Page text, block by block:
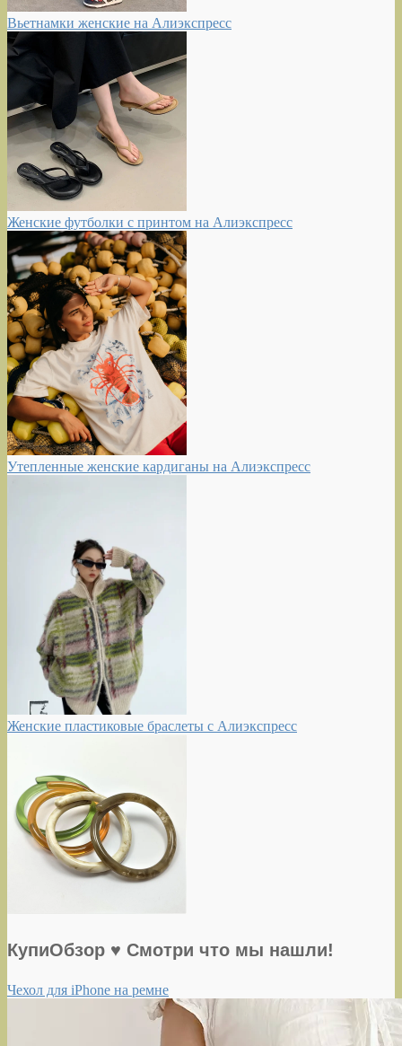
Вьетнамки женские на Алиэкспресс
Женские футболки с принтом на Алиэкспресс
Утепленные женские кардиганы на Алиэкспресс
Женские пластиковые браслеты с Алиэкспресс
КупиОбзор ♥ Смотри что мы нашли!
Чехол для iPhone на ремне